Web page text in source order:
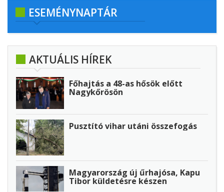
ESEMÉNYNAPTÁR
AKTUÁLIS HÍREK
Főhajtás a 48-as hősök előtt
Nagykőrösön
Pusztító vihar utáni összefogás
Magyarország új űrhajósa, Kapu
Tibor küldetésre készen